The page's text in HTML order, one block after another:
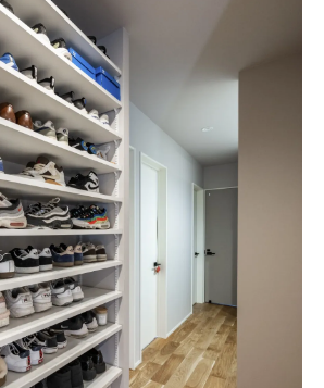
せて変化する自由設計収納の魅
ーションが深まる収納アイデア
収納計画から始まる
叶える理想収納の基本ポイント
収納の使い勝手を左右する理由
のバランス設計で快適な住まい
ィットする自由設計収納の進め
収納計画の自由設計ステップ